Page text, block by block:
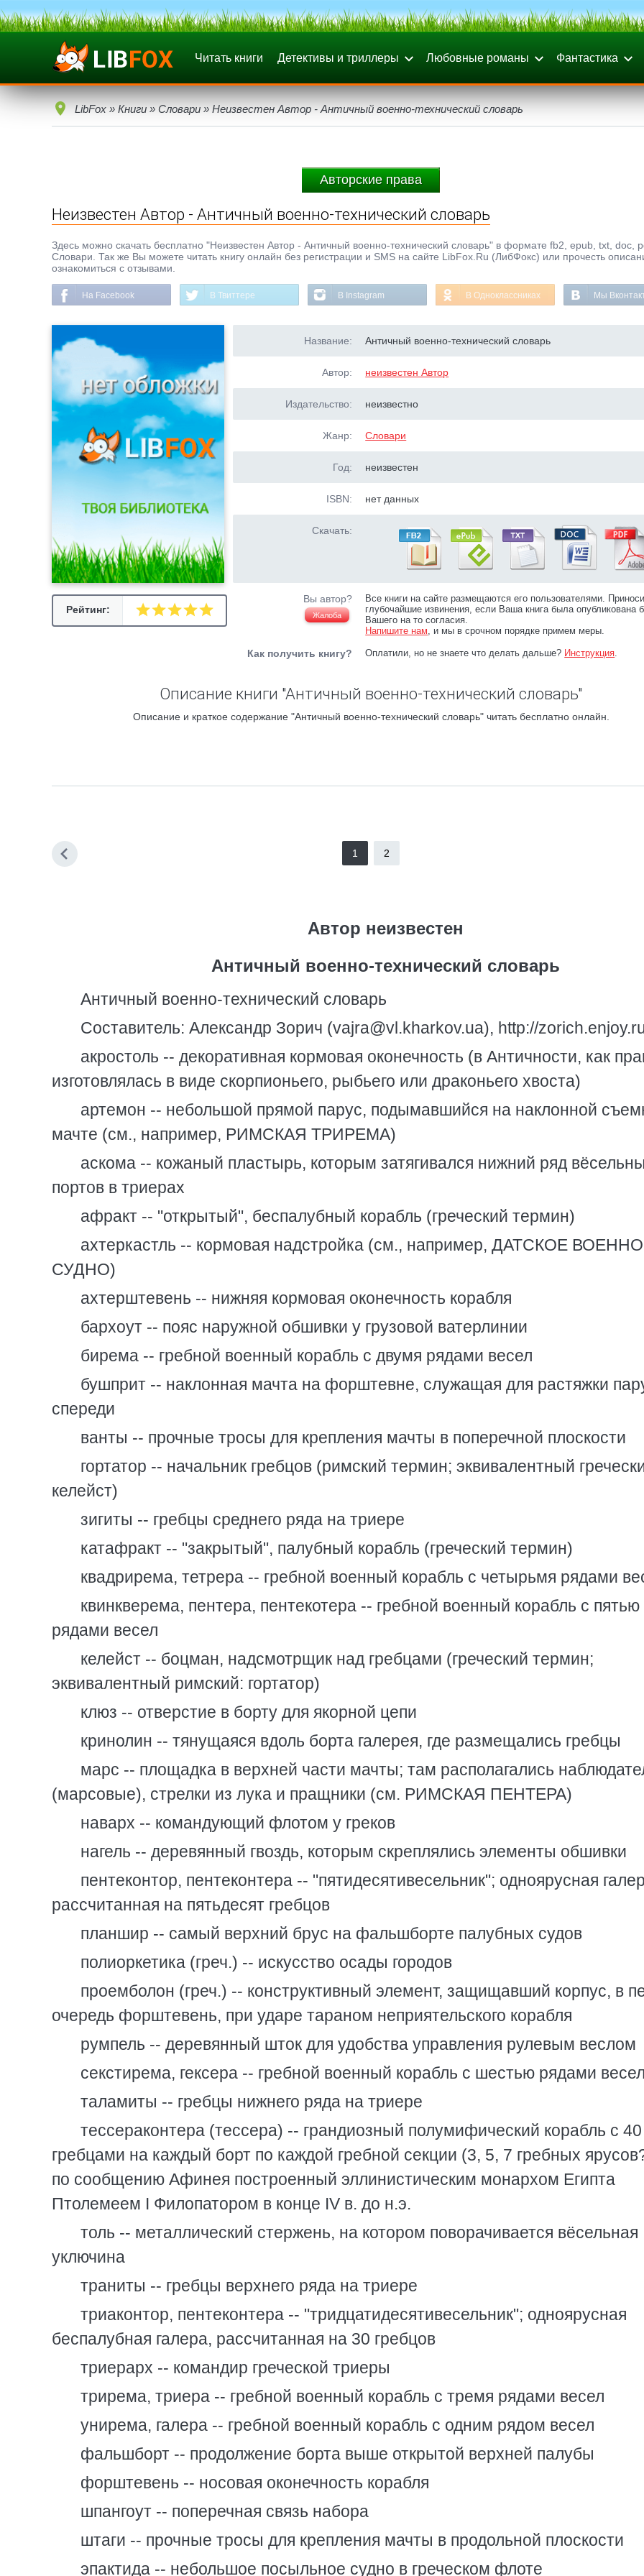
Читать книги Детективы и триллеры Любовные романы Фантастика
LibFox » Книги » Словари » Неизвестен Автор - Античный военно-технический словарь
Авторские права
Неизвестен Автор - Античный военно-технический словарь
Здесь можно скачать бесплатно "Неизвестен Автор - Античный военно-технический словарь" в формате fb2, epub, txt, doc,
Словари. Так же Вы можете читать книгу онлайн без регистрации и SMS на сайте LibFox.Ru (ЛибФокс) или прочесть
ознакомиться с отзывами.
На Facebook В Твиттере В Instagram В Одноклассниках Мы
Рейтинг:
Название: Античный военно-технический словарь
Автор: неизвестен Автор
Издательство: неизвестно
Жанр: Словари
Год: неизвестен
ISBN: нет данных
Скачать:
Вы автор?
Жалоба
Все книги на сайте размещаются его пользователями.
глубочайшие извинения, если Ваша книга была опубликована
Вашего на то согласия.
Напишите нам, и мы в срочном порядке примем меры.
Как получить книгу? Оплатили, но не знаете что делать дальше? Инструкция.
Описание книги "Античный военно-технический словарь"
Описание и краткое содержание "Античный военно-технический словарь" читать бесплатно онлайн.
1 2
Автор неизвестен
Античный военно-технический словарь
Античный военно-технический словарь
Составитель: Александр Зорич (vajra@vl.kharkov.ua), http://
акростоль -- декоративная кормовая оконечность (в Античности, как
изготовлялась в виде скорпионьего, рыбьего или драконьего хвоста)
артемон -- небольшой прямой парус, подымавшийся на наклонной
мачте (см., например, РИМСКАЯ ТРИРЕМА)
аскома -- кожаный пластырь, которым затягивался нижний ряд
портов в триерах
афракт -- "открытый", беспалубный корабль (греческий термин)
ахтеркастль -- кормовая надстройка (см., например, ДАТСКОЕ
СУДНО)
ахтерштевень -- нижняя кормовая оконечность корабля
бархоут -- пояс наружной обшивки у грузовой ватерлинии
бирема -- гребной военный корабль с двумя рядами весел
бушприт -- наклонная мачта на форштевне, служащая для растяжки
спереди
ванты -- прочные тросы для крепления мачты в поперечной плоскости
гортатор -- начальник гребцов (римский термин; эквивалентный
келейст)
зигиты -- гребцы среднего ряда на триере
катафракт -- "закрытый", палубный корабль (греческий термин)
квадрирема, тетрера -- гребной военный корабль с четырьмя рядами
квинкверема, пентера, пентекотера -- гребной военный корабль с пятью
рядами весел
келейст -- боцман, надсмотрщик над гребцами (греческий термин;
эквивалентный римский: гортатор)
клюз -- отверстие в борту для якорной цепи
кринолин -- тянущаяся вдоль борта галерея, где размещались гребцы
марс -- площадка в верхней части мачты; там располагались
(марсовые), стрелки из лука и пращники (см. РИМСКАЯ ПЕНТЕРА)
наварх -- командующий флотом у греков
нагель -- деревянный гвоздь, которым скреплялись элементы обшивки
пентеконтор, пентеконтера -- "пятидесятивесельник"; одноярусная
рассчитанная на пятьдесят гребцов
планшир -- самый верхний брус на фальшборте палубных судов
полиоркетика (греч.) -- искусство осады городов
проемболон (греч.) -- конструктивный элемент, защищавший корпус, в
очередь форштевень, при ударе тараном неприятельского корабля
румпель -- деревянный шток для удобства управления рулевым веслом
секстирема, гексера -- гребной военный корабль с шестью рядами весел
таламиты -- гребцы нижнего ряда на триере
тессераконтера (тессера) -- грандиозный полумифический корабль с 40
гребцами на каждый борт по каждой гребной секции (3, 5, 7 гребных
по сообщению Афинея построенный эллинистическим монархом Египта
Птолемеем I Филопатором в конце IV в. до н.э.
толь -- металлический стержень, на котором поворачивается вёсельная
уключина
траниты -- гребцы верхнего ряда на триере
триаконтор, пентеконтера -- "тридцатидесятивесельник"; одноярусная
беспалубная галера, рассчитанная на 30 гребцов
триерарх -- командир греческой триеры
трирема, триера -- гребной военный корабль с тремя рядами весел
унирема, галера -- гребной военный корабль с одним рядом весел
фальшборт -- продолжение борта выше открытой верхней палубы
форштевень -- носовая оконечность корабля
шпангоут -- поперечная связь набора
штаги -- прочные тросы для крепления мачты в продольной плоскости
эпактида -- небольшое посыльное судно в греческом флоте